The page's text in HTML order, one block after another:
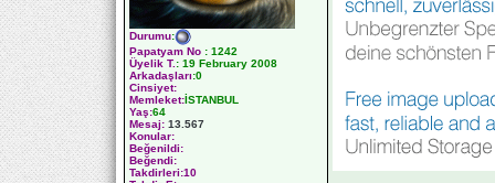
Durumu:
Papatyam No : 1242
Üyelik T.: 19 February 2008
Arkadaşları:0
Cinsiyet:
Memleket:İSTANBUL
Yaş:64
Mesaj: 13.567
Konular:
Beğenildi:
Beğendi:
Takdirleri:10